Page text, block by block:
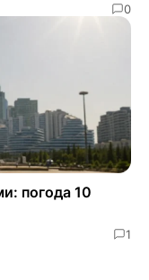
0
погода 10
1